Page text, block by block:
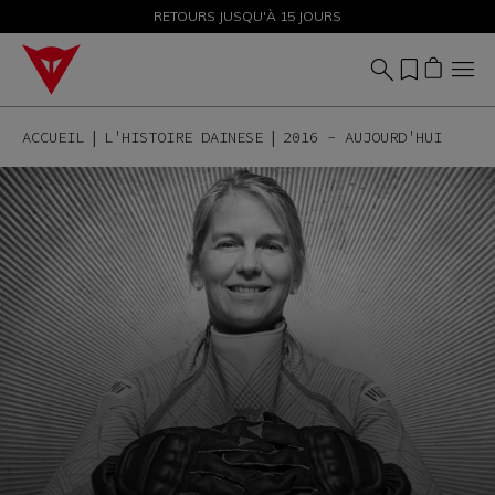
SOLDES JUSQU'À-50 % – ACHETEZ MAINTENANT
RETOURS JUSQU'À 15 JOURS
ACCUEIL L'HISTOIRE DAINESE 2016 - AUJOURD'HUI